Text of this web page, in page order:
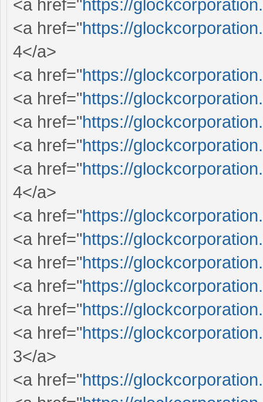
<a href="https://
<a href="https://
4</a>
<a href="https://
<a href="https://
<a href="https://
<a href="https://
<a href="https://
4</a>
<a href="https://
<a href="https://
<a href="https://
<a href="https://
<a href="https://
<a href="https://
3</a>
<a href="https://